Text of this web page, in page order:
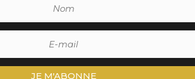
JE M'ABONNE